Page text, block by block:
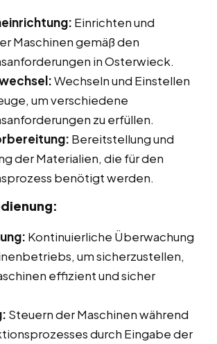
Einrichten und
Maschinen gemäß den
in Osterwieck.
Wechseln und Einstellen
um verschiedene
zu erfüllen.
Bereitstellung und
der Materialien, die für den
benötigt werden.
Kontinuierliche Überwachung
um sicherzustellen,
effizient und sicher
Steuern der Maschinen während
durch Eingabe der